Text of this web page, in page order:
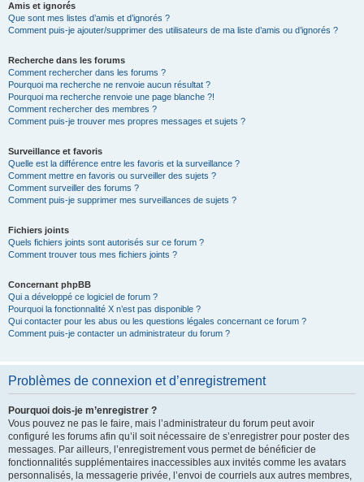
Amis et ignorés
Que sont mes listes d’amis et d’ignorés ?
Comment puis-je ajouter/supprimer des utilisateurs de ma liste d’amis ou d’ignorés ?
Recherche dans les forums
Comment rechercher dans les forums ?
Pourquoi ma recherche ne renvoie aucun résultat ?
Pourquoi ma recherche renvoie une page blanche ?!
Comment rechercher des membres ?
Comment puis-je trouver mes propres messages et sujets ?
Surveillance et favoris
Quelle est la différence entre les favoris et la surveillance ?
Comment mettre en favoris ou surveiller des sujets ?
Comment surveiller des forums ?
Comment puis-je supprimer mes surveillances de sujets ?
Fichiers joints
Quels fichiers joints sont autorisés sur ce forum ?
Comment trouver tous mes fichiers joints ?
Concernant phpBB
Qui a développé ce logiciel de forum ?
Pourquoi la fonctionnalité X n’est pas disponible ?
Qui contacter pour les abus ou les questions légales concernant ce forum ?
Comment puis-je contacter un administrateur du forum ?
Problèmes de connexion et d’enregistrement
Pourquoi dois-je m’enregistrer ?
Vous pouvez ne pas le faire, mais l’administrateur du forum peut avoir
configuré les forums afin qu’il soit nécessaire de s’enregistrer pour poster des
messages. Par ailleurs, l’enregistrement vous permet de bénéficier de
fonctionnalités supplémentaires inaccessibles aux invités comme les avatars
personnalisés, la messagerie privée, l’envoi de courriels aux autres membres,